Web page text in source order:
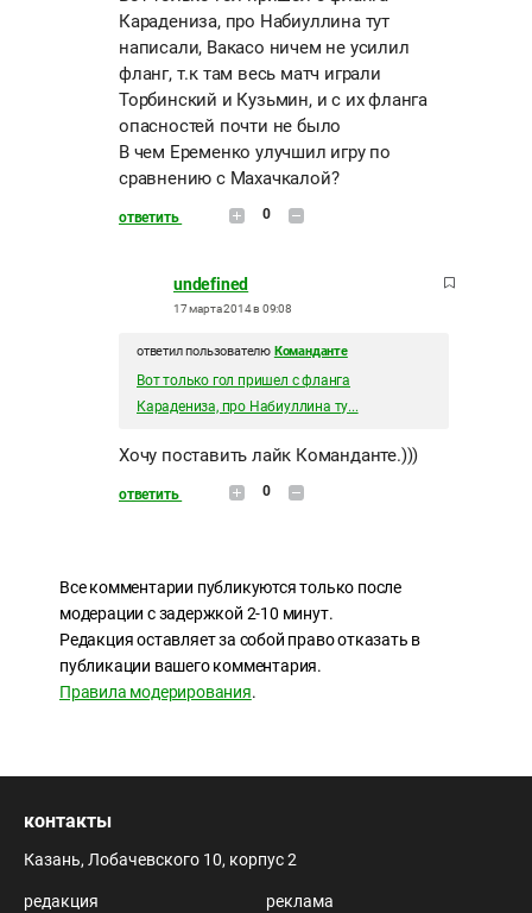
Карадениза, про Набиуллина тут
написали, Вакасо ничем не усилил
фланг, т.к там весь матч играли
Торбинский и Кузьмин, и с их фланга
опасностей почти не было
В чем Еременко улучшил игру по
сравнению с Махачкалой?
ответить 0
undefined
17 марта 2014 в 09:08
ответил пользователю Команданте
Вот только гол пришел с фланга
Карадениза, про Набиуллина ту...
Хочу поставить лайк Команданте.)))
ответить 0
Все комментарии публикуются только после
модерации с задержкой 2-10 минут.
Редакция оставляет за собой право отказать в
публикации вашего комментария.
Правила модерирования.
контакты
Казань, Лобачевского 10, корпус 2
редакция
реклама